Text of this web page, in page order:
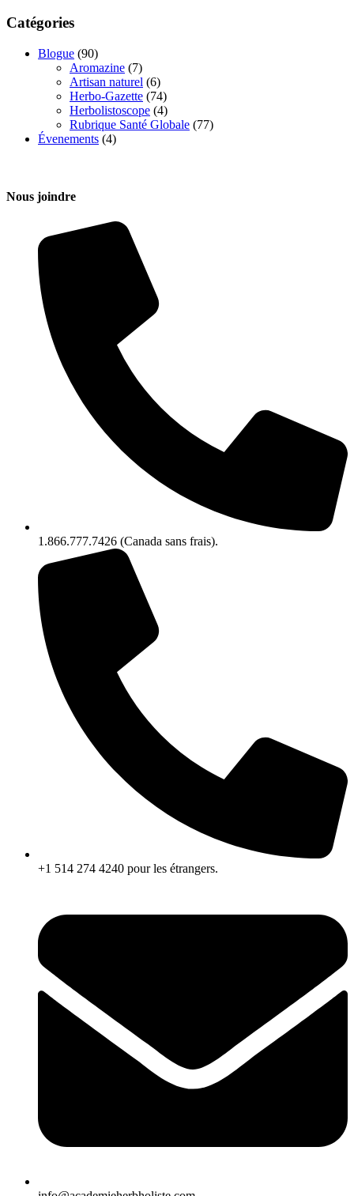
Catégories
Blogue (90)
Aromazine (7)
Artisan naturel (6)
Herbo-Gazette (74)
Herbolistoscope (4)
Rubrique Santé Globale (77)
Évenements (4)
Nous joindre
1.866.777.7426 (Canada sans frais).
+1 514 274 4240 pour les étrangers.